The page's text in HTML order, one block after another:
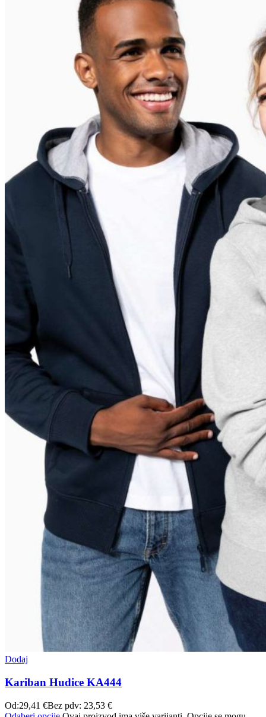
Dodaj
Kariban Hudice KA444
Od:29,41 €Bez pdv: 23,53 €